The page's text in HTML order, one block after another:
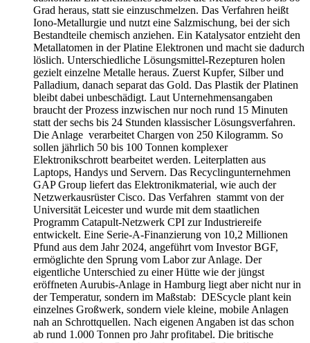
Grad heraus, statt sie einzuschmelzen. Das Verfahren heißt
Iono-Metallurgie und nutzt eine Salzmischung, bei der sich
Bestandteile chemisch anziehen. Ein Katalysator entzieht den
Metallatomen in der Platine Elektronen und macht sie dadurch
löslich. Unterschiedliche Lösungsmittel-Rezepturen holen
gezielt einzelne Metalle heraus. Zuerst Kupfer, Silber und
Palladium, danach separat das Gold. Das Plastik der Platinen
bleibt dabei unbeschädigt. Laut Unternehmensangaben
braucht der Prozess inzwischen nur noch rund 15 Minuten
statt der sechs bis 24 Stunden klassischer Lösungsverfahren.
Die Anlage verarbeitet Chargen von 250 Kilogramm. So
sollen jährlich 50 bis 100 Tonnen komplexer
Elektronikschrott bearbeitet werden. Leiterplatten aus
Laptops, Handys und Servern. Das Recyclingunternehmen
GAP Group liefert das Elektronikmaterial, wie auch der
Netzwerkausrüster Cisco. Das Verfahren stammt von der
Universität Leicester und wurde mit dem staatlichen
Programm Catapult-Netzwerk CPI zur Industriereife
entwickelt. Eine Serie-A-Finanzierung von 10,2 Millionen
Pfund aus dem Jahr 2024, angeführt vom Investor BGF,
ermöglichte den Sprung vom Labor zur Anlage. Der
eigentliche Unterschied zu einer Hütte wie der jüngst
eröffneten Aurubis-Anlage in Hamburg liegt aber nicht nur in
der Temperatur, sondern im Maßstab: DEScycle plant kein
einzelnes Großwerk, sondern viele kleine, mobile Anlagen
nah an Schrottquellen. Nach eigenen Angaben ist das schon
ab rund 1.000 Tonnen pro Jahr profitabel. Die britische